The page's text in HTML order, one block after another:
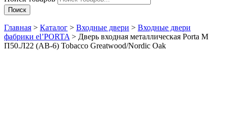
Поиск
Главная > Каталог > Входные двери > Входные двери
фабрики el’PORTA > Дверь входная металлическая Porta M
П50.Л22 (AB-6) Tobacco Greatwood/Nordic Oak